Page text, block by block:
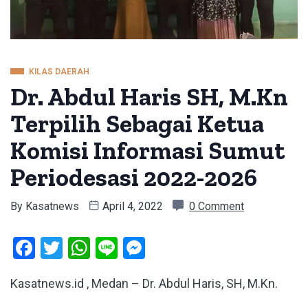
KILAS DAERAH
Dr. Abdul Haris SH, M.Kn
Terpilih Sebagai Ketua
Komisi Informasi Sumut
Periodesasi 2022-2026
By Kasatnews April 4, 2022 0 Comment
Facebook
Twitter
WhatsApp
Line
Kasatnews.id , Medan – Dr. Abdul Haris, SH, M.Kn.